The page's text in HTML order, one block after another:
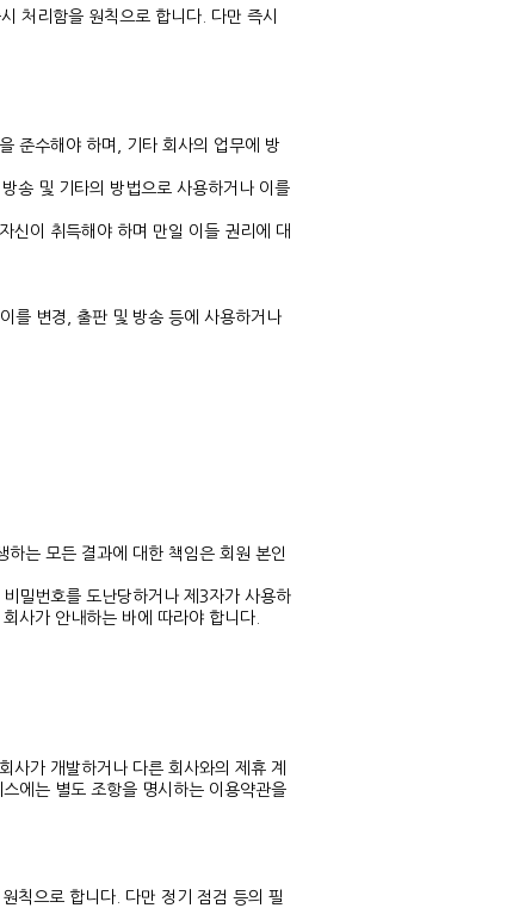
처리함을 원칙으로 합니다. 다만 즉시
준수해야 하며, 기타 회사의 업무에 방
송 및 기타의 방법으로 사용하거나 이를
신이 취득해야 하며 만일 이들 권리에 대
를 변경, 출판 및 방송 등에 사용하거나
는 모든 결과에 대한 책임은 회원 본인
밀번호를 도난당하거나 제3자가 사용하
사가 안내하는 바에 따라야 합니다.
사가 개발하거나 다른 회사와의 제휴 계
에는 별도 조항을 명시하는 이용약관을
칙으로 합니다. 다만 정기 점검 등의 필